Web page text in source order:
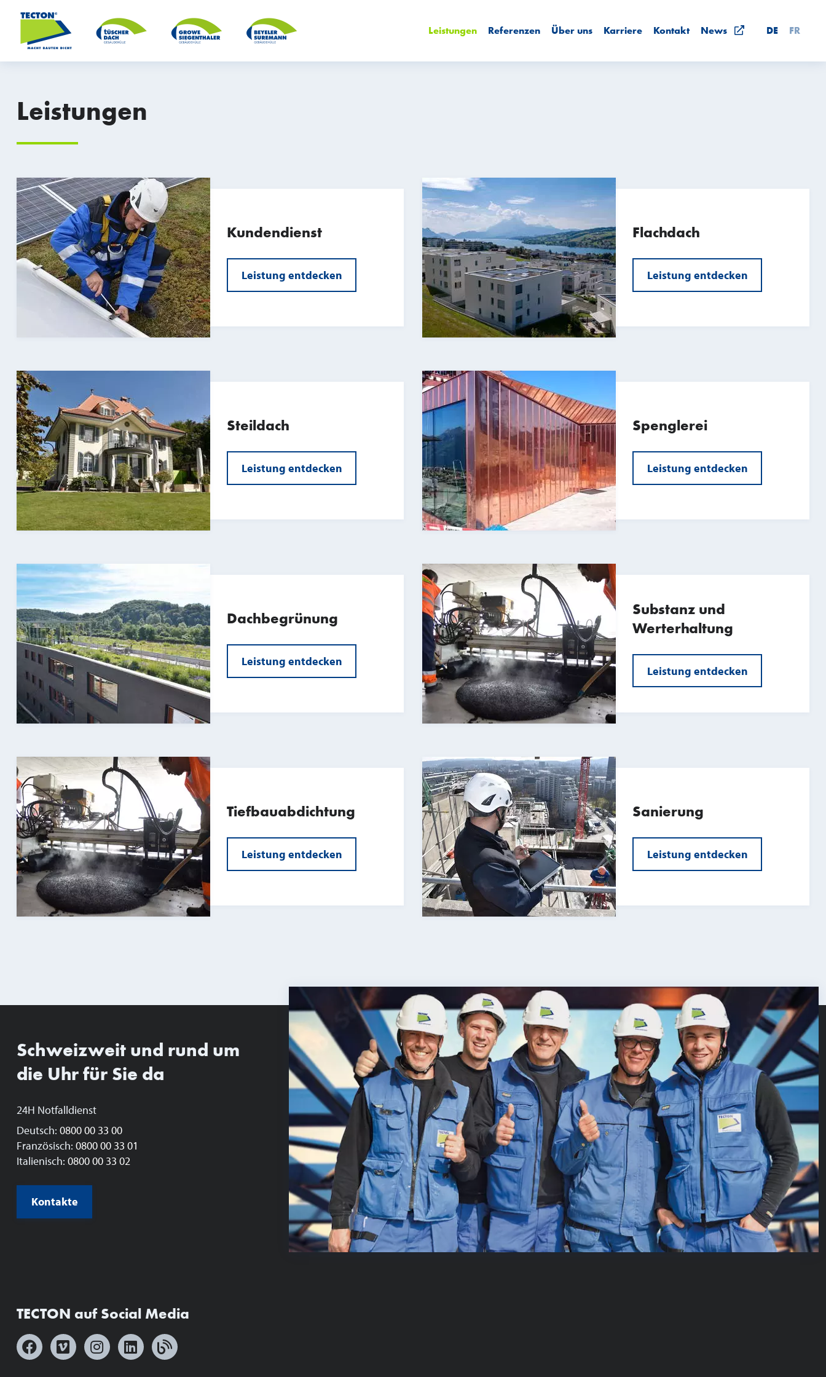
Leistungen Referenzen Über uns Karriere Kontakt News DE FR
Leistungen
Kundendienst
Leistung entdecken
Flachdach
Leistung entdecken
Steildach
Leistung entdecken
Spenglerei
Leistung entdecken
Dachbegrünung
Leistung entdecken
Substanz und
Werterhaltung
Leistung entdecken
Tiefbauabdichtung
Leistung entdecken
Sanierung
Leistung entdecken
Schweizweit und rund um
die Uhr für Sie da
24H Notfalldienst
Deutsch: 0800 00 33 00
Französisch: 0800 00 33 01
Italienisch: 0800 00 33 02
Kontakte
TECTON auf Social Media